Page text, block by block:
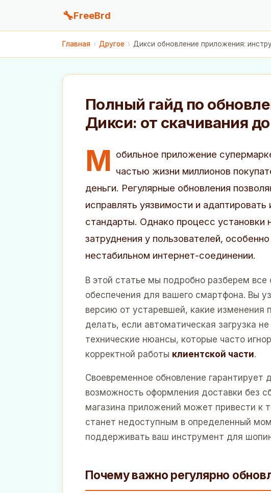
🔧FreeBrd
Главная › Другое › Дикси обновление приложения:
Полный гайд по
Дикси: от скачивания
М обильное приложение
частью жизни миллионов
деньги. Регулярные обновления
исправлять уязвимости и
стандарты. Однако процесс установки
затруднения у пользователей,
нестабильном интернет-соединении.
В этой статье мы подробно разберем
обеспечения для вашего смартфона. Вы
версию от устаревшей, какие изменения
делать, если автоматическая загрузка
технические нюансы, которые часто
корректной работы клиентской части.
Своевременное обновление гарантирует
возможность оформления доставки без
магазина приложений может привести к
станет недоступным в определенный
поддерживать ваш инструмент для
Почему важно регулярно